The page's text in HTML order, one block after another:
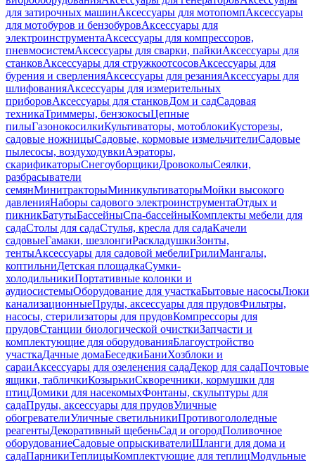
для затирочных машинАксессуары для мотопомпАксессуары
для мотобуров и бензобуровАксессуары для
электроинструментаАксессуары для компрессоров,
пневмосистемАксессуары для сварки, пайкиАксессуары для
станковАксессуары для стружкоотсосовАксессуары для
бурения и сверленияАксессуары для резанияАксессуары для
шлифованияАксессуары для измерительных
приборовАксессуары для станковДом и садСадовая
техникаТриммеры, бензокосыЦепные
пилыГазонокосилкиКультиваторы, мотоблокиКусторезы,
садовые ножницыСадовые, кормовые измельчителиСадовые
пылесосы, воздуходувкиАэраторы,
скарификаторыСнегоуборщикиДровоколыСеялки,
разбрасыватели
семянМинитракторыМиникультиваторыМойки высокого
давленияНаборы садового электроинструментаОтдых и
пикникБатутыБассейныСпа-бассейныКомплекты мебели для
садаСтолы для садаСтулья, кресла для садаКачели
садовыеГамаки, шезлонгиРаскладушкиЗонты,
тентыАксессуары для садовой мебелиГрилиМангалы,
коптильниДетская площадкаСумки-
холодильникиПортативные колонки и
аудиосистемыОборудование для участкаБытовые насосыЛюки
канализационныеПруды, аксессуары для прудовФильтры,
насосы, стерилизаторы для прудовКомпрессоры для
прудовСтанции биологической очисткиЗапчасти и
комплектующие для оборудованияБлагоустройство
участкаДачные домаБеседкиБаниХозблоки и
сараиАксессуары для озеленения садаДекор для садаПочтовые
ящики, табличкиКозырькиСкворечники, кормушки для
птицДомики для насекомыхФонтаны, скульптуры для
садаПруды, аксессуары для прудовУличные
обогревателиУличные светильникиПротивогололедные
реагентыДекоративный щебеньСад и огородПоливочное
оборудованиеСадовые опрыскивателиШланги для дома и
садаПарникиТеплицыКомплектующие для теплицМодульные